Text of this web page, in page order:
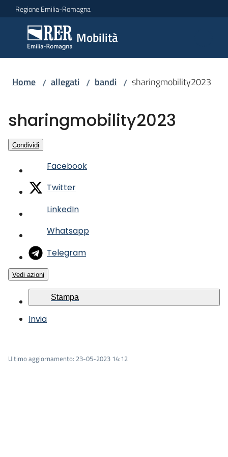
Vai al contenuto
Vai alla navigazione
Vai al footer
Regione Emilia-Romagna
Mobilità
Mobilità
Argomenti
Novità
Servizi
Leggi
Piani
Programmi
Progetti
educazione
Home / allegati / bandi / sharingmobility2023
sharingmobility2023
Condividi
Facebook
Twitter
LinkedIn
Whatsapp
Telegram
Vedi azioni
Stampa
Invia
Ultimo aggiornamento: 23-05-2023 14:12